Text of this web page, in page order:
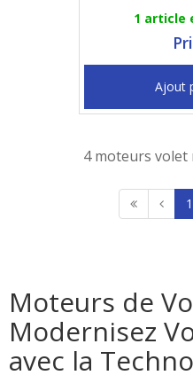
1 article
Ajout
4 moteurs
1
Moteurs de
Modernisez
avec la